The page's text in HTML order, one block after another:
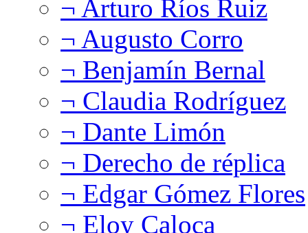
¬ Arturo Ríos Ruiz
¬ Augusto Corro
¬ Benjamín Bernal
¬ Claudia Rodríguez
¬ Dante Limón
¬ Derecho de réplica
¬ Edgar Gómez Flores
¬ Eloy Caloca